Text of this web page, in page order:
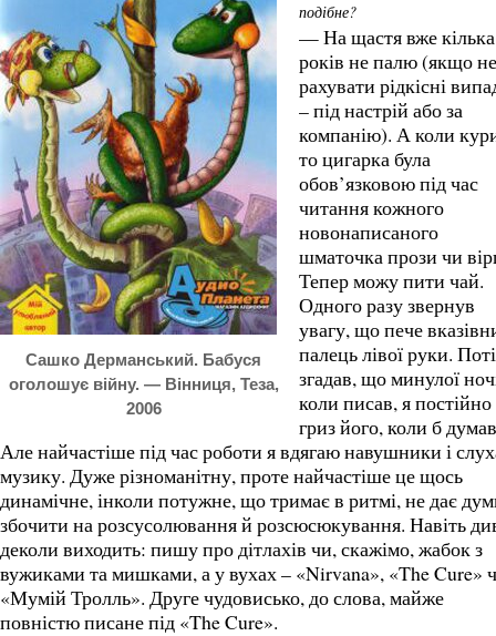
Сашко Дерманський. Бабуся
оголошує війну. — Вінниця, Теза,
2006
подібне?
— На щастя вже кілька
років не палю (якщо не
рахувати рідкісні
– під настрій або за
компанію). А коли
то цигарка була
обов’язковою під час
читання кожного
новонаписаного
шматочка прози чи
Тепер можу пити чай.
Одного разу звернув
увагу, що пече
палець лівої руки.
згадав, що минулої
коли писав, я постійно
гриз його, коли б
Але найчастіше під час роботи я вдягаю навушники і
музику. Дуже різноманітну, проте найчастіше це щось
динамічне, інколи потужне, що тримає в ритмі, не дає
збочити на розсусолювання й розсюсюкування. Навіть
деколи виходить: пишу про дітлахів чи, скажімо, жабок з
вужиками та мишками, а у вухах – «Nirvana», «The Cure»
«Мумій Тролль». Друге чудовисько, до слова, майже
повністю писане під «The Cure».